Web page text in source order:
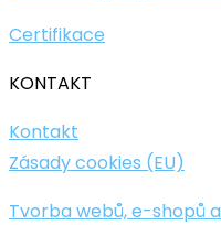
Certifikace
KONTAKT
Kontakt
Zásady cookies (EU)
Tvorba webů, e-shopů